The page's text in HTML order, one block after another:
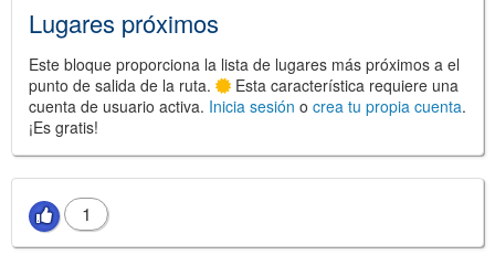
Lugares próximos
Este bloque proporciona la lista de lugares más próximos a el
punto de salida de la ruta.
Esta característica requiere una
cuenta de usuario activa. Inicia sesión o crea tu propia cuenta.
¡Es gratis!
1